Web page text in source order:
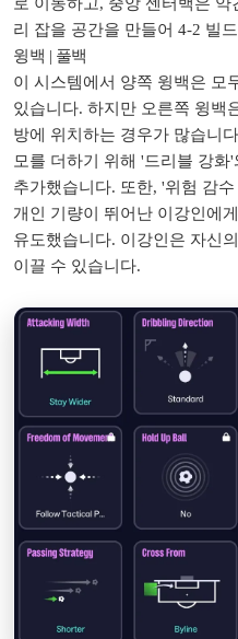
리 잡을 공간을 만들어 4-2 빌
윙백 | 풀백
이 시스템에서 양쪽 윙백은 모
있습니다. 하지만 오른쪽 윙백
방에 위치하는 경우가 많습니
모를 더하기 위해 '드리블 강
추가했습니다. 또한, '위험 감
개인 기량이 뛰어난 이강인에
유도했습니다. 이강인은 자신
이끌 수 있습니다.